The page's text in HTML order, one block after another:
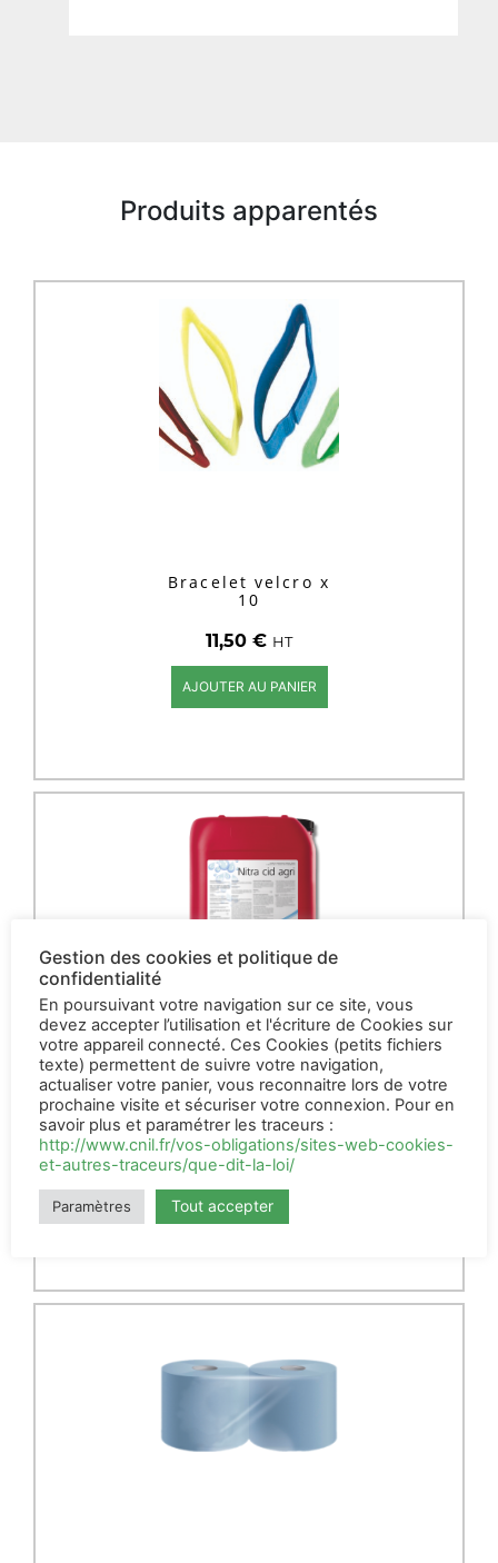
Produits apparentés
Bracelet velcro x
10
11,50 € HT
AJOUTER AU PANIER
Nitracid agri 25
Kg
43,50€ HT
AJOUTER AU PANIER
Gestion des cookies et politique de
confidentialité
En poursuivant votre navigation sur ce site, vous
devez accepter l’utilisation et l'écriture de Cookies sur
votre appareil connecté. Ces Cookies (petits fichiers
texte) permettent de suivre votre navigation,
actualiser votre panier, vous reconnaitre lors de votre
prochaine visite et sécuriser votre connexion. Pour en
savoir plus et paramétrer les traceurs :
http://www.cnil.fr/vos-obligations/sites-web-cookies-
et-autres-traceurs/que-dit-la-loi/
Paramètres Tout accepter